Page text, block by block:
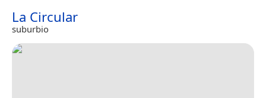
La Circular
suburbio